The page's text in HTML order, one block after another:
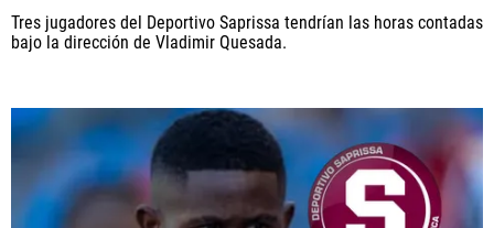
Tres jugadores del Deportivo Saprissa tendrían las horas contadas
bajo la dirección de Vladimir Quesada.